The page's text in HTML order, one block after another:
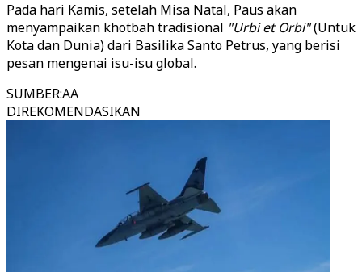
Pada hari Kamis, setelah Misa Natal, Paus akan
menyampaikan khotbah tradisional "Urbi et Orbi"(Untuk
Kota dan Dunia) dari Basilika Santo Petrus, yang berisi
pesan mengenai isu-isu global.
SUMBER:AA
DIREKOMENDASIKAN